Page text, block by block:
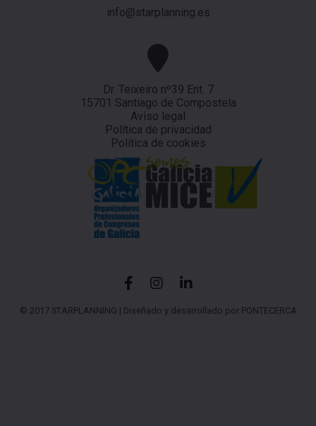
info@starplanning.es
Dr. Teixeiro nº39 Ent. 7
15701 Santiago de Compostela
Aviso legal
Política de privacidad
Política de cookies
© 2017 STARPLANNING | Diseñado y desarrollado por PONTECERCA